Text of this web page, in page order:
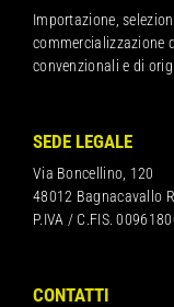
Importazione,
commercializzazione
convenzionali e di
SEDE LEGALE
Via Boncellino, 120
48012 Bagnacavallo
P.IVA / C.FIS.
CONTATTI